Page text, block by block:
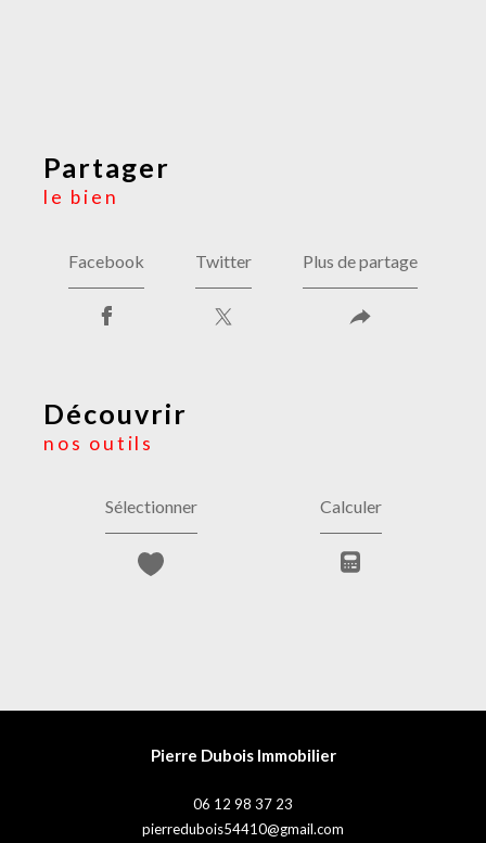
partager
le bien
Facebook Twitter Plus de partage
découvrir
nos outils
Sélectionner Calculer
Pierre Dubois Immobilier
06 12 98 37 23
pierredubois54410@gmail.com